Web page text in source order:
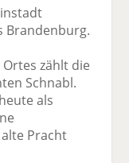
Brandenburg.
zählt die
Schnabl.
als
Pracht